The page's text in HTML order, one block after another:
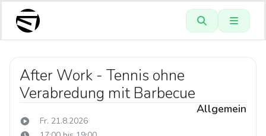
After Work - Tennis ohne
Verabredung mit Barbecue
Allgemein
Fr. 21.8.2026